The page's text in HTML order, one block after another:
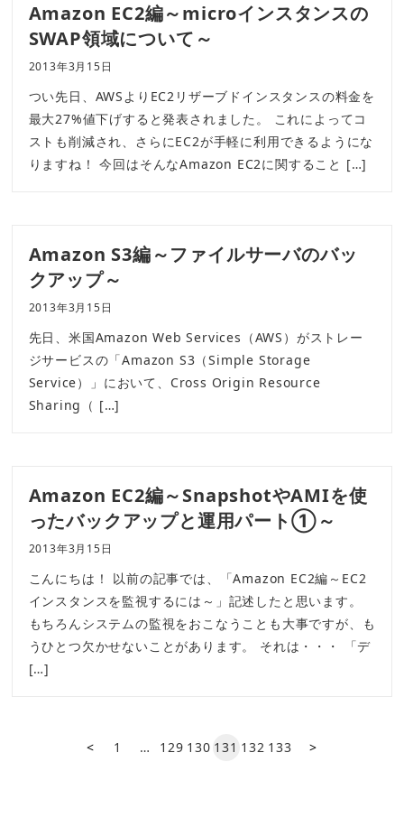
Amazon EC2編～microインスタンスの
SWAP領域について～
2013年3月15日
つい先日、AWSよりEC2リザーブドインスタンスの料金を
最大27%値下げすると発表されました。 これによってコ
ストも削減され、さらにEC2が手軽に利用できるようにな
りますね！ 今回はそんなAmazon EC2に関すること […]
Amazon S3編～ファイルサーバのバッ
クアップ～
2013年3月15日
先日、米国Amazon Web Services（AWS）がストレー
ジサービスの「Amazon S3（Simple Storage
Service）」において、Cross Origin Resource
Sharing（ […]
Amazon EC2編～SnapshotやAMIを使
ったバックアップと運用パート①～
2013年3月15日
こんにちは！ 以前の記事では、「Amazon EC2編～EC2
インスタンスを監視するには～」記述したと思います。
もちろんシステムの監視をおこなうことも大事ですが、も
うひとつ欠かせないことがあります。 それは・・・ 「デ
[…]
前の
1 … 129 130 131 132 133
次の